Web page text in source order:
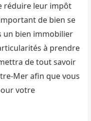
réduire leur impôt
de bien se
un bien immobilier
à prendre
de tout savoir
Mer afin que vous
votre